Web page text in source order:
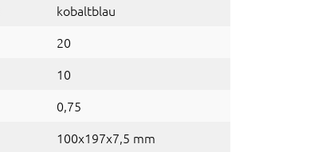
kobaltblau
20
10
0,75
100x197x7,5 mm